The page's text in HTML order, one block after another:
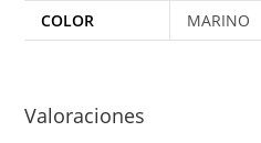
COLOR
MARINO
Valoraciones